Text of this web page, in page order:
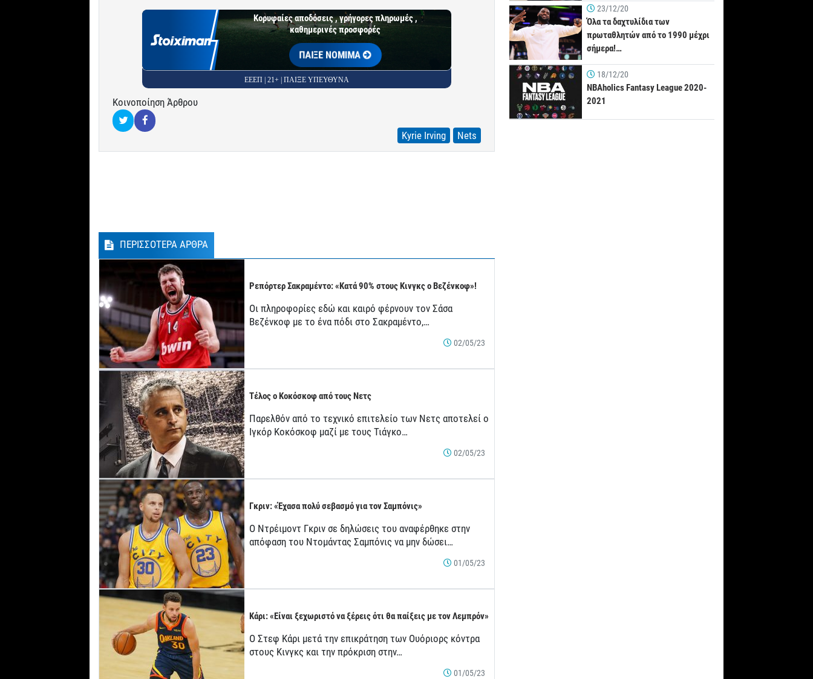
Κορυφαίες αποδόσεις , γρήγορες πληρωμές ,
καθημερινές προσφορές
ΠΑΙΞΕ ΝΟΜΙΜΑ
ΕΕΕΠ | 21+ | ΠΑΙΞΕ ΥΠΕΥΘΥΝΑ
Κοινοποίηση Άρθρου
Kyrie Irving Nets
ΠΕΡΙΣΣΟΤΕΡΑ ΑΡΘΡΑ
Ρεπόρτερ Σακραμέντο: «Κατά 90% στους Κινγκς ο Βεζένκοφ»!
Οι πληροφορίες εδώ και καιρό φέρνουν τον Σάσα
Βεζένκοφ με το ένα πόδι στο Σακραμέντο,…
02/05/23
Τέλος ο Κοκόσκοφ από τους Νετς
Παρελθόν από το τεχνικό επιτελείο των Νετς αποτελεί ο
Ιγκόρ Κοκόσκοφ μαζί με τους Τιάγκο…
02/05/23
Γκριν: «Έχασα πολύ σεβασμό για τον Σαμπόνις»
Ο Ντρέιμοντ Γκριν σε δηλώσεις του αναφέρθηκε στην
απόφαση του Ντομάντας Σαμπόνις να μην δώσει…
01/05/23
Κάρι: «Είναι ξεχωριστό να ξέρεις ότι θα παίξεις με τον Λεμπρόν»
Ο Στεφ Κάρι μετά την επικράτηση των Ουόριορς κόντρα
στους Κινγκς και την πρόκριση στην…
01/05/23
23/12/20
Όλα τα δαχτυλίδια των
πρωταθλητών από το 1990 μέχρι
σήμερα!…
18/12/20
NBAholics Fantasy League 2020-
2021